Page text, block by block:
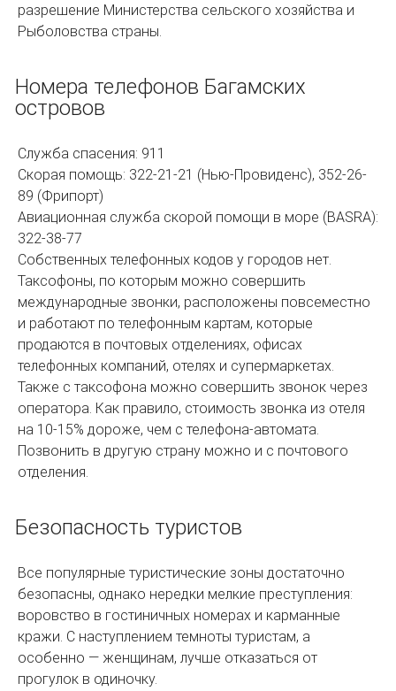
разрешение Министерства сельского хозяйства и
Рыболовства страны.
Номера телефонов Багамских
островов
Служба спасения: 911
Скорая помощь: 322-21-21 (Нью-Провиденс), 352-26-
89 (Фрипорт)
Авиационная служба скорой помощи в море (BASRA):
322-38-77
Собственных телефонных кодов у городов нет.
Таксофоны, по которым можно совершить
международные звонки, расположены повсеместно
и работают по телефонным картам, которые
продаются в почтовых отделениях, офисах
телефонных компаний, отелях и супермаркетах.
Также с таксофона можно совершить звонок через
оператора. Как правило, стоимость звонка из отеля
на 10-15% дороже, чем с телефона-автомата.
Позвонить в другую страну можно и с почтового
отделения.
Безопасность туристов
Все популярные туристические зоны достаточно
безопасны, однако нередки мелкие преступления:
воровство в гостиничных номерах и карманные
кражи. С наступлением темноты туристам, а
особенно — женщинам, лучше отказаться от
прогулок в одиночку.